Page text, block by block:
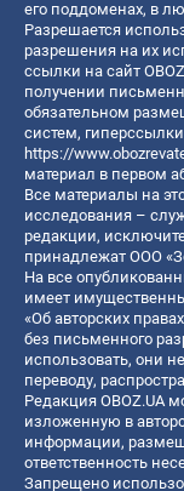
его поддоменах, в
Разрешается
разрешения на их
ссылки на сайт
получении
обязательном
систем,
https://
материал в первом
Все материалы на
исследования –
редакции,
принадлежат ООО
На все
имеет
«Об авторских
без письменного
использовать, они
переводу,
Редакция OBOZ.UA
изложенную в
информации,
ответственность
Запрещено